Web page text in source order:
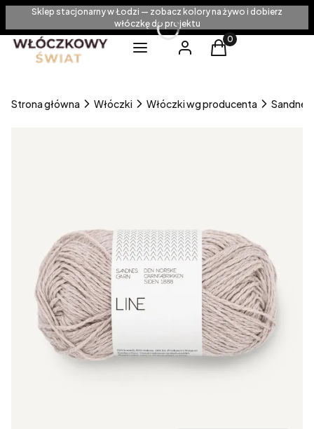
Sklep stacjonarny w Łodzi — zobacz kolory na żywo i dobierz
włóczkę do projektu
Menu
Zaloguj sięProdukty w
Koszyk
Strona główna Włóczki Włóczki wg producenta Sandnes